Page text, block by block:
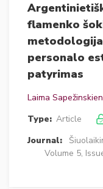
flamenko
personalo
patyrimas
Laima
Type: Article
Journal:
Volume 5,